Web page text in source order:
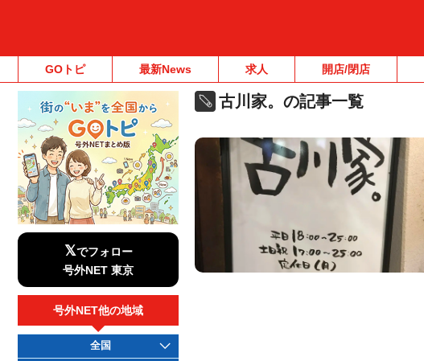
GOトピ 最新News 求人 開店/閉店
古川家。の記事一覧
𝕏でフォロー
号外NET 東京
号外NET他の地域
全国